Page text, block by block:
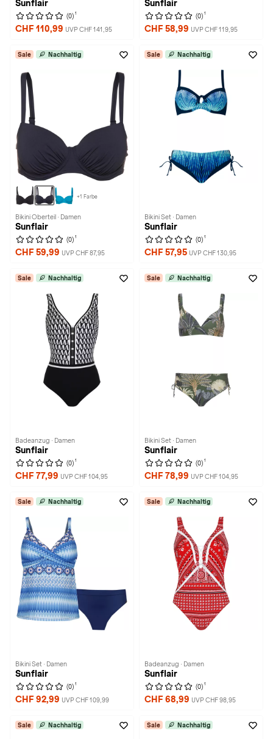
Sunflair
(0) 1
CHF 110,99 UVP CHF 141,95
Sunflair
(0) 1
CHF 58,99 UVP CHF 119,95
Sale Nachhaltig
+1 Farbe
Bikini Oberteil · Damen
Sunflair
(0) 1
CHF 59,99 UVP CHF 87,95
Sale Nachhaltig
Bikini Set · Damen
Sunflair
(0) 1
CHF 57,95 UVP CHF 130,95
Sale Nachhaltig
Badeanzug · Damen
Sunflair
(0) 1
CHF 77,99 UVP CHF 104,95
Sale Nachhaltig
Bikini Set · Damen
Sunflair
(0) 1
CHF 78,99 UVP CHF 104,95
Sale Nachhaltig
Bikini Set · Damen
Sunflair
(0) 1
CHF 92,99 UVP CHF 109,99
Sale Nachhaltig
Badeanzug · Damen
Sunflair
(0) 1
CHF 68,99 UVP CHF 98,95
Sale Nachhaltig Sale Nachhaltig